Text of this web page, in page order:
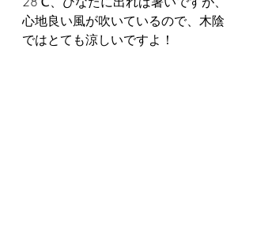
心地良い風が吹いているので、木陰
ではとても涼しいですよ！